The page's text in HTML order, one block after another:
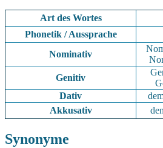
Art des Wortes
Phonetik / Aussprache
Nominativ
Genitiv
Dativ
Akkusativ
Synonyme